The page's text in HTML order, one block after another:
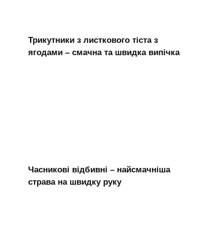
Трикутники з листкового тіста з
ягодами – смачна та швидка випічка
Часникові відбивні – найсмачніша
страва на швидку руку